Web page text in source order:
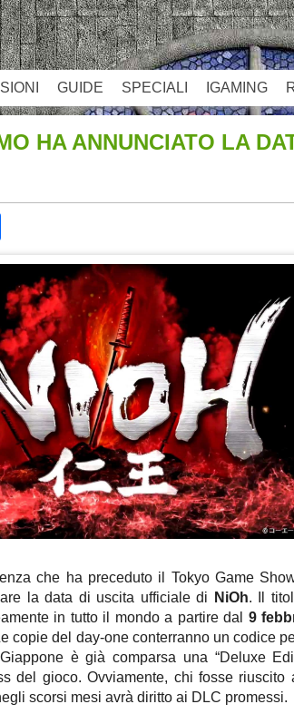
GUIDE SPECIALI IGAMING
HA ANNUNCIATO LA
che ha preceduto il Tokyo Game
la data di uscita ufficiale di NiOh. Il
in tutto il mondo a partire dal 9
copie del day-one conterranno un codice
è già comparsa una “Deluxe
del gioco. Ovviamente, chi fosse riuscito
scorsi mesi avrà diritto ai DLC promessi.